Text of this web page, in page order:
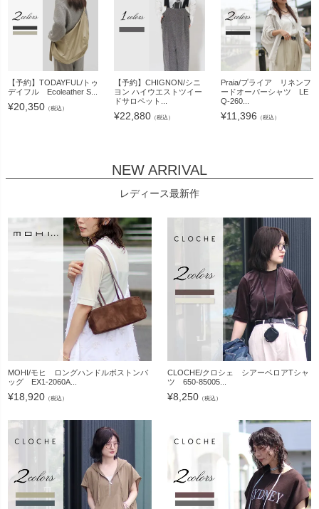
【予約】TODAYFUL/トゥ
デイフル Ecoleather S...
¥20,350 （税込）
【予約】CHIGNON/シニ
ヨン ハイウエストツイー
ドサロペット...
¥22,880 （税込）
Praia/プライア リネンフ
ードオーバーシャツ LE
Q-260...
¥11,396 （税込）
NEW ARRIVAL
レディース最新作
MOHI/モヒ ロングハンドルボストンバ
ッグ EX1-2060A...
¥18,920 （税込）
CLOCHE/クロシェ シアーベロアTシャ
ツ 650-85005...
¥8,250 （税込）